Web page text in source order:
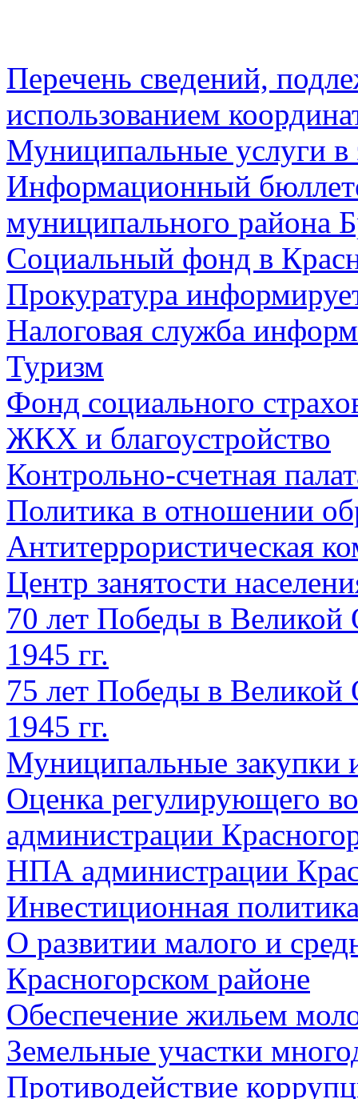
Перечень сведений,
использованием
Муниципальные услуги в
Информационный
муниципального района
Социальный фонд в
Прокуратура
Налоговая служба
Туризм
Фонд социального
ЖКХ и благоустройство
Контрольно-счетная
Политика в отношении
Антитеррористическая
Центр занятости
70 лет Победы в Великой
1945 гг.
75 лет Победы в Великой
1945 гг.
Муниципальные закупки
Оценка регулирующего
администрации
НПА администрации
Инвестиционная
О развитии малого и
Красногорском районе
Обеспечение жильем
Земельные участки
Противодействие